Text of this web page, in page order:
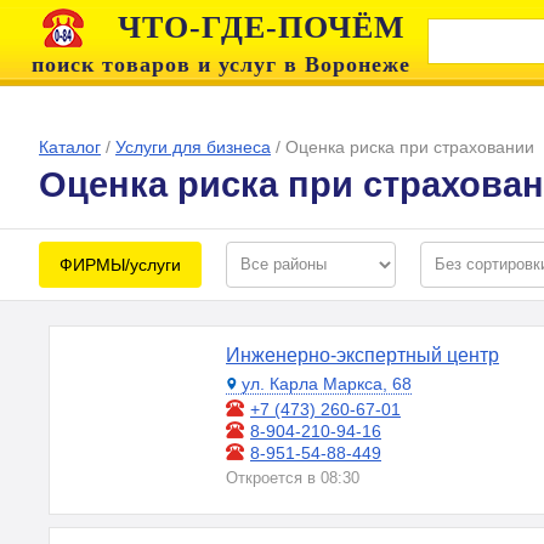
ЧТО-ГДЕ-ПОЧЁМ
поиск товаров и услуг в Воронеже
Каталог / Услуги для бизнеса / Оценка риска при страховании
Оценка риска при
ФИРМЫ/услуги
Инженерно-экспертный центр
ул. Карла Маркса, 68
+7 (473) 260-67-01
8-904-210-94-16
8-951-54-88-449
Откроется в 08:30